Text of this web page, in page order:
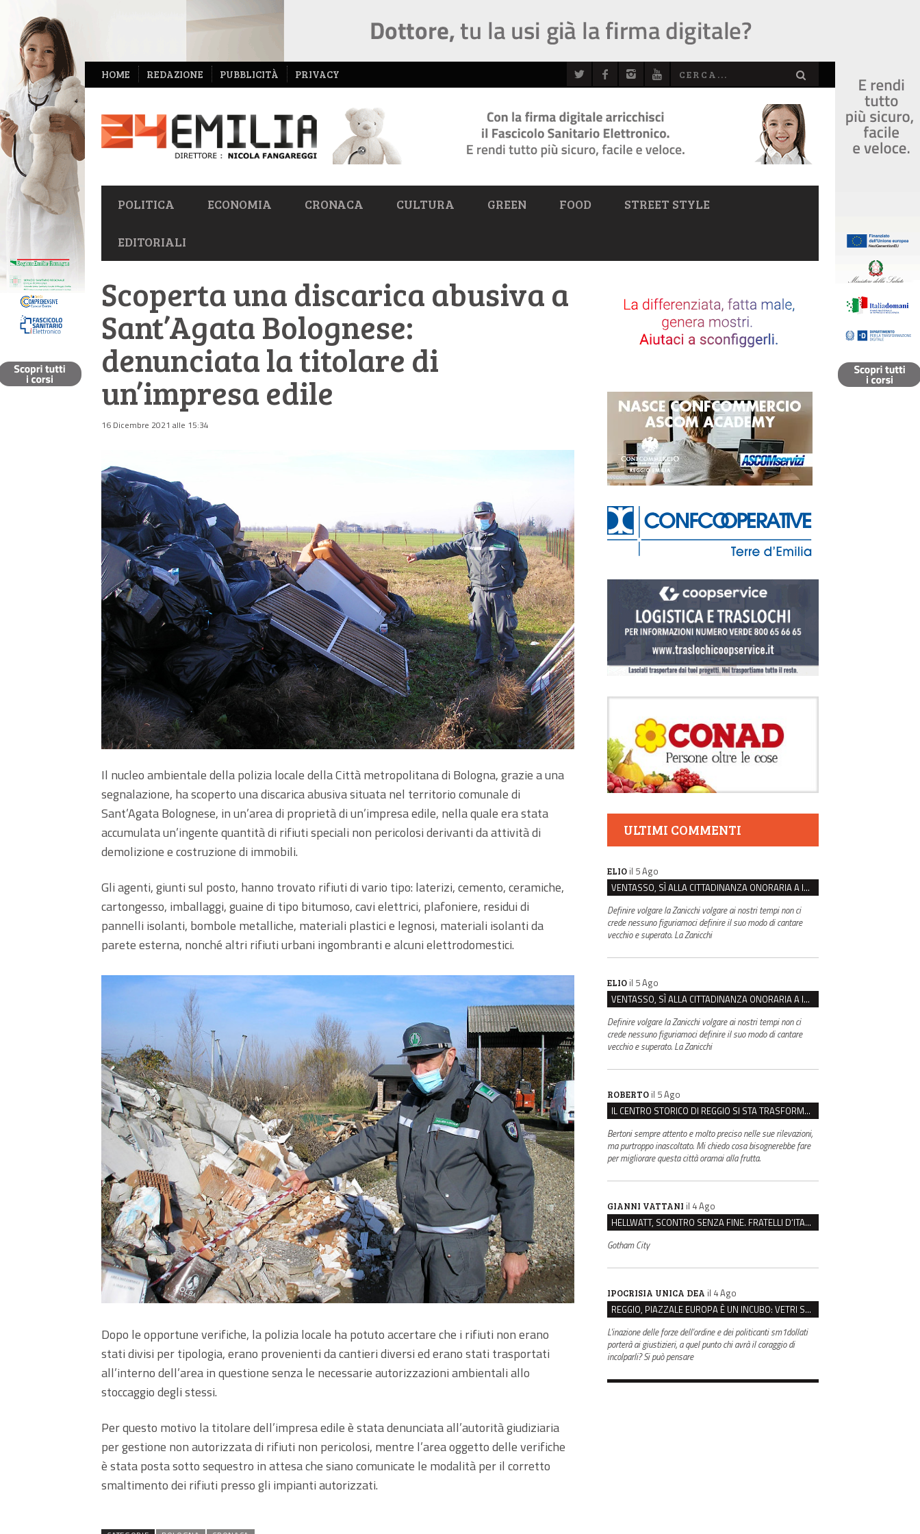
NAVIGAZIONE
SECONDARIA
HOME REDAZIONE PUBBLICITÀ PRIVACY
NAVIGAZIONE
PRIMARIA
POLITICA ECONOMIA CRONACA CULTURA GREEN FOOD STREET STYLE
EDITORIALI
Scoperta una discarica abusiva a
Sant’Agata Bolognese:
denunciata la titolare di
un’impresa edile
16 Dicembre 2021 alle 15:34
Il nucleo ambientale della polizia locale della Città metropolitana di Bologna, grazie a una
segnalazione, ha scoperto una discarica abusiva situata nel territorio comunale di
Sant’Agata Bolognese, in un’area di proprietà di un’impresa edile, nella quale era stata
accumulata un’ingente quantità di rifiuti speciali non pericolosi derivanti da attività di
demolizione e costruzione di immobili.
Gli agenti, giunti sul posto, hanno trovato rifiuti di vario tipo: laterizi, cemento, ceramiche,
cartongesso, imballaggi, guaine di tipo bitumoso, cavi elettrici, plafoniere, residui di
pannelli isolanti, bombole metalliche, materiali plastici e legnosi, materiali isolanti da
parete esterna, nonché altri rifiuti urbani ingombranti e alcuni elettrodomestici.
Dopo le opportune verifiche, la polizia locale ha potuto accertare che i rifiuti non erano
stati divisi per tipologia, erano provenienti da cantieri diversi ed erano stati trasportati
all’interno dell’area in questione senza le necessarie autorizzazioni ambientali allo
stoccaggio degli stessi.
Per questo motivo la titolare dell’impresa edile è stata denunciata all’autorità giudiziaria
per gestione non autorizzata di rifiuti non pericolosi, mentre l’area oggetto delle verifiche
è stata posta sotto sequestro in attesa che siano comunicate le modalità per il corretto
smaltimento dei rifiuti presso gli impianti autorizzati.
ULTIMI COMMENTI
ELIO il 5 Ago
VENTASSO, SÌ ALLA CITTADINANZA ONORARIA A IVA ZANICCHI. MA BARGIACCHI: “È DI PESSIMO GUSTO”
Definire volgare la Zanicchi volgare ai nostri tempi non ci
crede nessuno figuriamoci definire il suo modo di cantare
vecchio e superato. La Zanicchi
ELIO il 5 Ago
VENTASSO, SÌ ALLA CITTADINANZA ONORARIA A IVA ZANICCHI. MA BARGIACCHI: “È DI PESSIMO GUSTO”
Definire volgare la Zanicchi volgare ai nostri tempi non ci
crede nessuno figuriamoci definire il suo modo di cantare
vecchio e superato. La Zanicchi
ROBERTO il 5 Ago
IL CENTRO STORICO DI REGGIO SI STA TRASFORMANDO, E NON IN MEGLIO
Bertoni sempre attento e molto preciso nelle sue rilevazioni,
ma purtroppo inascoltato. Mi chiedo cosa bisognerebbe fare
per migliorare questa città oramai alla frutta.
GIANNI VATTANI il 4 Ago
HELLWATT, SCONTRO SENZA FINE. FRATELLI D’ITALIA: “MILANI PORTA DOCUMENTI, DE FRANCO INSULTI”
Gotham City
IPOCRISIA UNICA DEA il 4 Ago
REGGIO, PIAZZALE EUROPA È UN INCUBO: VETRI SPACCATI E FURTI SULLE AUTO IN SOSTA
L'inazione delle forze dell'ordine e dei politicanti sm1dollati
porterà ai giustizieri, a quel punto chi avrà il coraggio di
incolparli? Si può pensare